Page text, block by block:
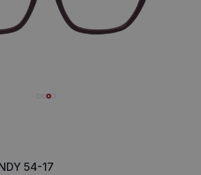
54-17